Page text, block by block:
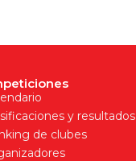
y resultados
de clubes